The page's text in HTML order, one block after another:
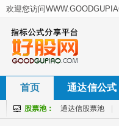
首页 通达信公式
股票池： 通达信股票池